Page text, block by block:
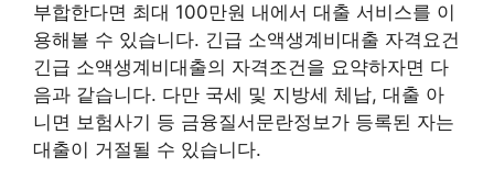
부합한다면 최대 100만원 내에서 대출 서비스를 이
용해볼 수 있습니다. 긴급 소액생계비대출 자격요건
긴급 소액생계비대출의 자격조건을 요약하자면 다
음과 같습니다. 다만 국세 및 지방세 체납, 대출 아
니면 보험사기 등 금융질서문란정보가 등록된 자는
대출이 거절될 수 있습니다.